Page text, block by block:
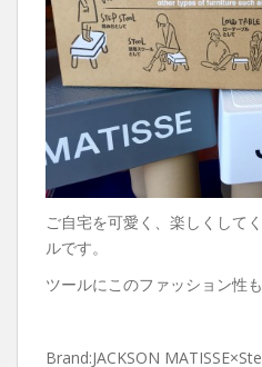
ご自宅を可愛く、楽しくして
ルです。
ツールにこのファッション性も
Brand:JACKSON